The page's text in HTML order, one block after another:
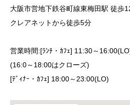
大阪市営地下鉄谷町線東梅田駅 徒歩
クレアネットから徒歩5分
営業時間:[ﾗﾝﾁ・ｶﾌｪ] 11:30～
(16:0～18:00はクローズ)
[ﾃﾞｨﾅｰ・ｶﾌｪ] 18:00～23:00(LO)